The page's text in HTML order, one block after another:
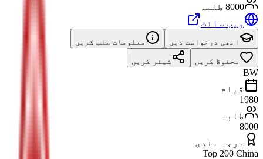
8000 طلبہ
ویب سائٹ
ابھی درخواست دیں معلومات طلب کریں
محفوظ کریں شیئر کریں
BW
قیام
1980
طلبہ
8000
درجہ بندی
Top 200 China